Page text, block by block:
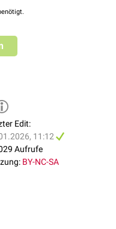
machen Wasser zu
als
Edit:
11:12
Aufrufe
BY-NC-SA